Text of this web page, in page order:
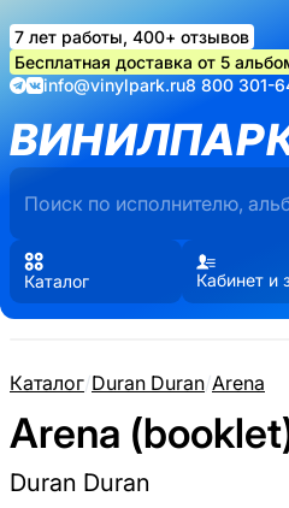
7 лет работы, 400+ отзывов
Бесплатная доставка от 5
info@vinylpark.ru8 800 301-
Каталог Кабинет и
Каталог/Duran Duran/Arena
Arena
Duran Duran